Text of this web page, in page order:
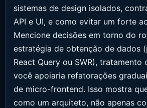
sistemas de design isolados,
API e UI, e como evitar um forte
Mencione decisões em torno do
estratégia de obtenção de dados
React Query ou SWR), tratamento
você apoiaria refatorações
de micro-frontend. Isso mostra
como um arquiteto, não apenas